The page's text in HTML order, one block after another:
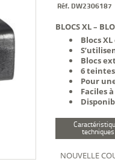
Réf. DW2306187
BLOCS XL –
Blocs
Blocs
6
Pour
Faciles
techniques
NOUVELLE